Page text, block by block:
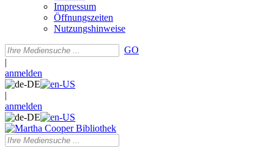
Impressum
Öffnungszeiten
Nutzungshinweise
GO
|
anmelden
|
anmelden